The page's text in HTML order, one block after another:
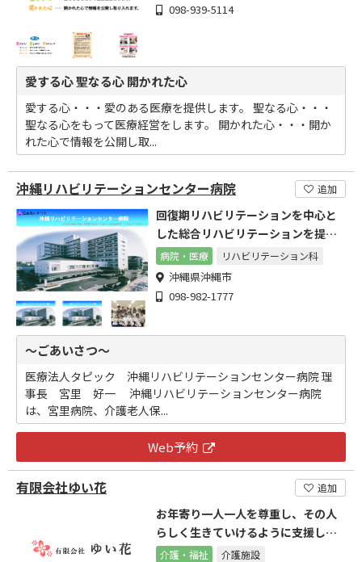
098-939-5114
愛する心 聖なる心 開かれた心
愛する心・・・愛のある医療を提供します。 聖なる心・・・
聖なる心をもって医療経営をします。 開かれた心・・・開か
れた心で情報を公開し取...
沖縄リハビリテーションセンター病院 追加
回復期リハビリテーションを中心と
した総合リハビリテーションを提供
します
病院・医療 リハビリテーション科
沖縄県沖縄市
098-982-1777
～ごあいさつ～
医療法人タピック 沖縄リハビリテーションセンター病院 理
事長 宮里 好一 沖縄リハビリテーションセンター病院
は、宮里病院、介護老人保...
Web予約
有限会社ゆい花 追加
お年寄り一人一人を尊重し、その人
らしく生きていけるように支援しま
す介護・福祉 介護施設